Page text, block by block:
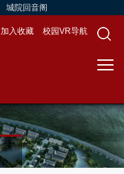
城院回音阁
加入收藏 校园VR导航